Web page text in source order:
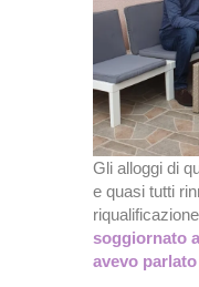
Gli alloggi di
e quasi tutti
soggiornato
avevo